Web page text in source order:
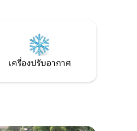
เครื่องปรับอากาศ